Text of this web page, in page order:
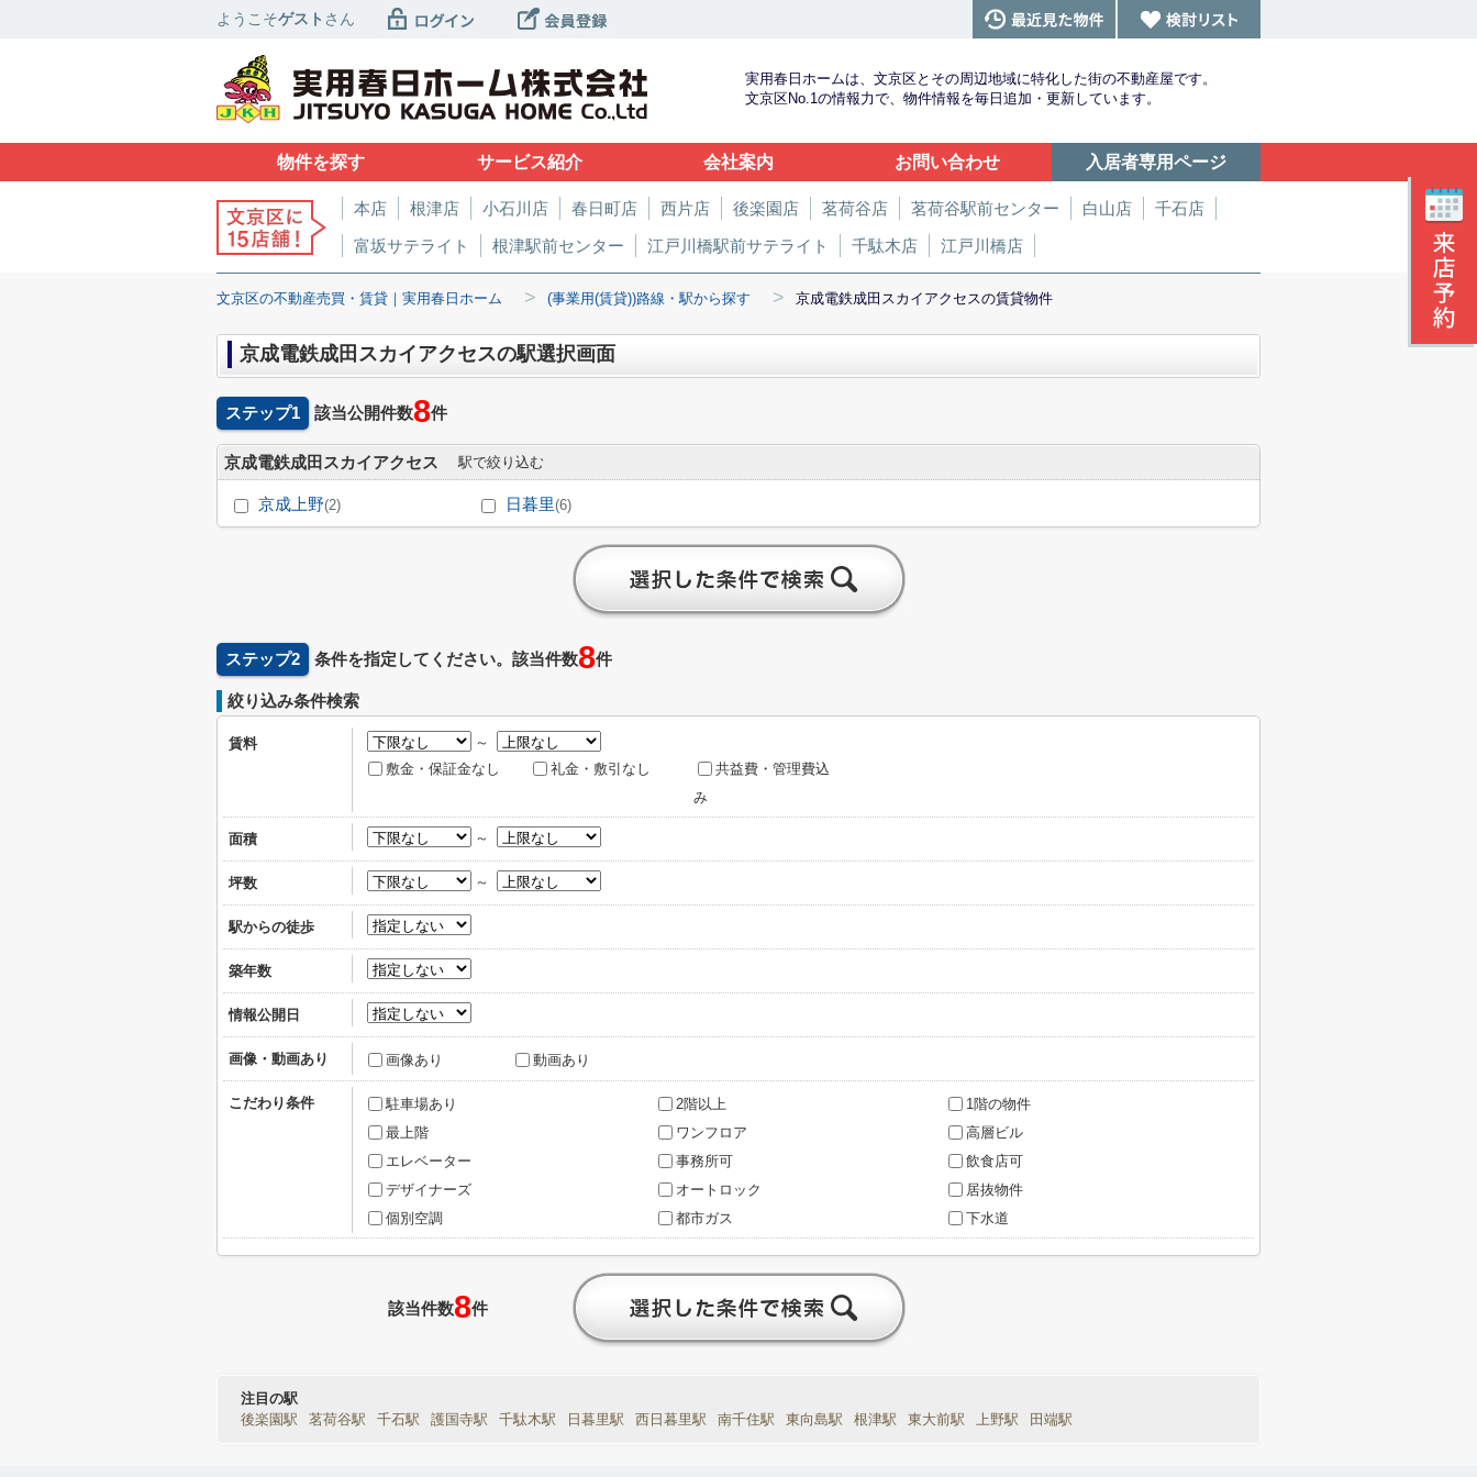
ようこそゲスト さん
実用春日ホームは、文京区とその周辺地域に特化した街の不動産屋です。
文京区No.1の情報力で、物件情報を毎日追加・更新しています。
物件を探す サービス紹介 会社案内 お問い合わせ 入居者専用ページ
本店 根津店 小石川店 春日町店 西片店 後楽園店 茗荷谷店 茗荷谷駅前センター 白山店
千石店
富坂サテライト
根津駅前センター 江戸川橋駅前サテライト 千駄木店 江戸川橋店
文京区の不動産売買・賃貸｜実用春日ホーム > (事業用(賃貸))路線・駅から探す > 京成電鉄成田スカイアクセスの賃貸物件
京成電鉄成田スカイアクセスの駅選択画面
ステップ1 該当公開件数8件
京成電鉄成田スカイアクセス 駅で絞り込む
京成上野(2) 日暮里(6)
ステップ2 条件を指定してください。該当件数8件
絞り込み条件検索
賃料
～
敷金・保証金なし
礼金・敷引なし
共益費・管理費込
み
面積 ～
坪数 ～
駅からの徒歩
築年数
情報公開日
画像・動画あり 画像あり 動画あり
こだわり条件 駐車場あり 2階以上
1階の物件
最上階
ワンフロア
高層ビル
エレベーター
事務所可
飲食店可
デザイナーズ
オートロック
居抜物件
個別空調
都市ガス 下水道
該当件数8件
注目の駅
後楽園駅
茗荷谷駅 千石駅 護国寺駅 千駄木駅 日暮里駅 西日暮里駅 南千住駅 東向島駅 根津駅 東大前駅 上野駅 田端駅